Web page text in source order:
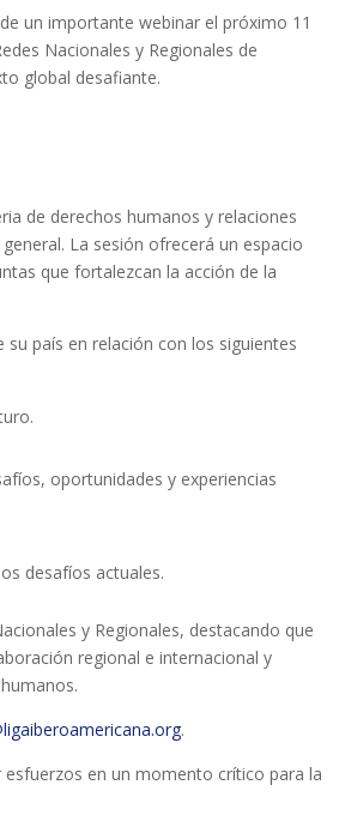
un importante webinar el próximo 11
Nacionales y Regionales de
global desafiante.
de derechos humanos y relaciones
La sesión ofrecerá un espacio
que fortalezcan la acción de la
país en relación con los siguientes
oportunidades y experiencias
desafíos actuales.
y Regionales, destacando que
regional e internacional y
.
en un momento crítico para la